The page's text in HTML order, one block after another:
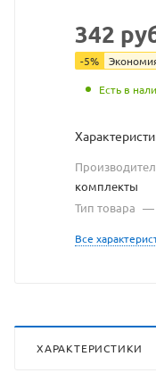
342
-5%
Есть в
комплекты
Тип товара —
Все
ХАРАКТЕРИСТИКИ